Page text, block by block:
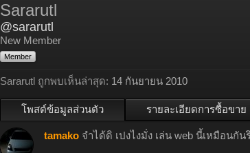
Sararutl
@sararutl
New Member
Member
Sararutl ถูกพบเห็นล่าสุด: 14 กันยายน 2010
โพสต์ข้อมูลส่วนตัว รายละเอียดการซื้อขาย
tamako จำได้ดิ เปงไงมั่ง เล่น web นี้เหมือนกัน